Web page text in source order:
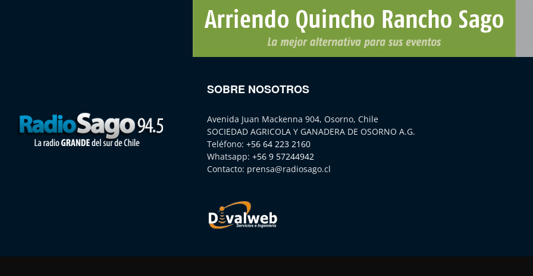
SOBRE NOSOTROS
Avenida Juan Mackenna 904, Osorno, Chile
SOCIEDAD AGRICOLA Y GANADERA DE OSORNO A.G.
Teléfono: +56 64 223 2160
Whatsapp: +56 9 57244942
Contacto: prensa@radiosago.cl